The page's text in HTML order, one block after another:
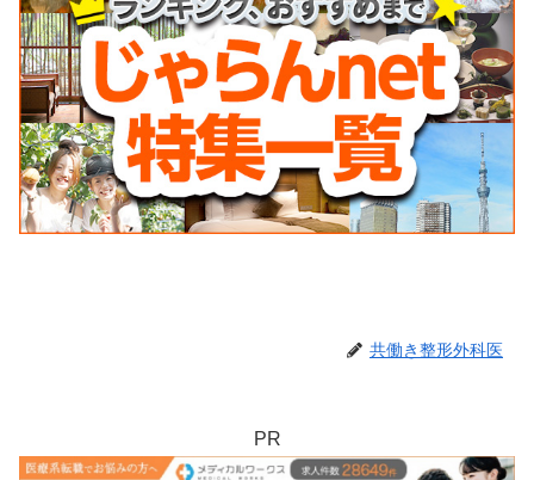
共働き整形外科医
PR